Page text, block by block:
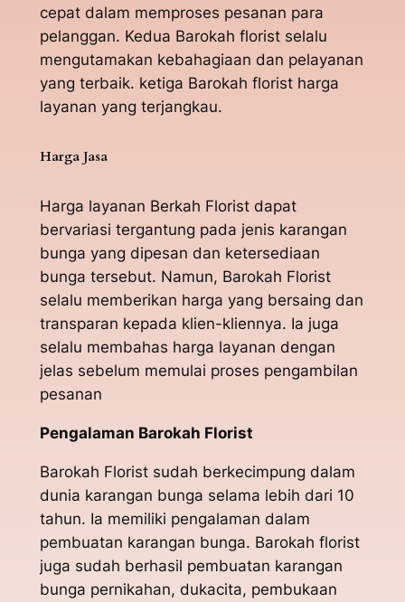
cepat dalam memproses pesanan para
pelanggan. Kedua Barokah florist selalu
mengutamakan kebahagiaan dan pelayanan
yang terbaik. ketiga Barokah florist harga
layanan yang terjangkau.
Harga Jasa
Harga layanan Berkah Florist dapat
bervariasi tergantung pada jenis karangan
bunga yang dipesan dan ketersediaan
bunga tersebut. Namun, Barokah Florist
selalu memberikan harga yang bersaing dan
transparan kepada klien-kliennya. Ia juga
selalu membahas harga layanan dengan
jelas sebelum memulai proses pengambilan
pesanan
Pengalaman Barokah Florist
Barokah Florist sudah berkecimpung dalam
dunia karangan bunga selama lebih dari 10
tahun. Ia memiliki pengalaman dalam
pembuatan karangan bunga. Barokah florist
juga sudah berhasil pembuatan karangan
bunga pernikahan, dukacita, pembukaan